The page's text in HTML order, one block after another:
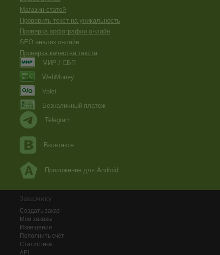
Магазин статей
Проверить текст на уникальность
Проверка орфографии онлайн
SEO анализ онлайн
Проверка качества текста
МИР / СБП
WebMoney
Volet
Безналичный платеж
Telegram
Вконтакте
Приложение для Android
Заказчику
Создать заказ
Мои заказы
Извещения
Пополнить счёт
Статистика
API